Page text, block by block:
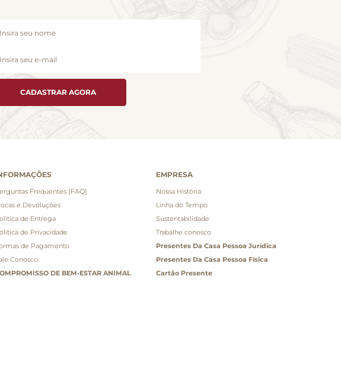
CADASTRAR AGORA
Frequentes (FAQ)
e Devoluções
de Entrega
de Privacidade
de Pagamento
Conosco
DE BEM-ESTAR ANIMAL
EMPRESA
Nossa História
Linha do Tempo
Sustentabilidade
Trabalhe conosco
Presentes Da Casa Pessoa Jurídica
Presentes Da Casa Pessoa Física
Cartão Presente